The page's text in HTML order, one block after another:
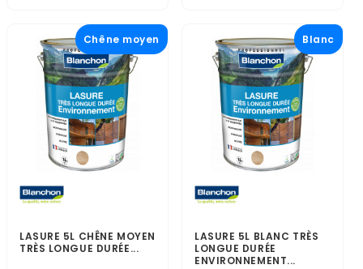
LASURE 5L CHÊNE MOYEN
TRÈS LONGUE DURÉE...
Chêne moyen
LASURE 5L BLANC TRÈS
LONGUE DURÉE
ENVIRONNEMENT...
Blanc